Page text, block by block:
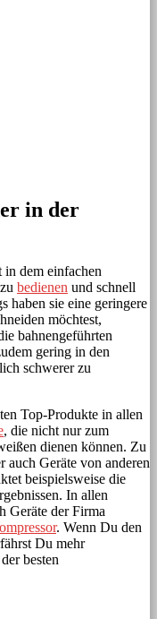
in der
in dem einfachen
bedienen und schnell
haben sie eine geringere
möchtest,
bahnengeführten
gering in den
schwerer zu
Top-Produkte in allen
, die nicht nur zum
dienen können. Zu
auch Geräte von anderen
beispielsweise die
In allen
Geräte der Firma
. Wenn Du den
Du mehr
besten